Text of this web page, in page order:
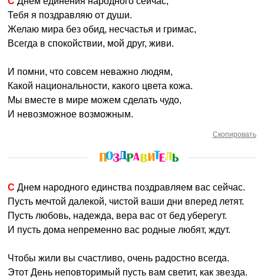
Тебя я поздравляю от души.
Желаю мира без обид, несчастья и гримас,
Всегда в спокойствии, мой друг, живи.
И помни, что совсем неважно людям,
Какой национальности, какого цвета кожа.
Мы вместе в мире можем сделать чудо,
И невозможное возможным.
Скопировать
С Днем народного единства поздравляем вас сейчас.
Пусть мечтой далекой, чистой ваши дни вперед летят.
Пусть любовь, надежда, вера вас от бед уберегут.
И пусть дома непременно вас родные любят, ждут.
Чтобы жили вы счастливо, очень радостно всегда.
Этот День неповторимый пусть вам светит, как звезда.